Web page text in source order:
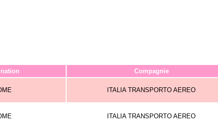
Compagnie
ITALIA TRANSPORTO AEREO
ITALIA TRANSPORTO AEREO